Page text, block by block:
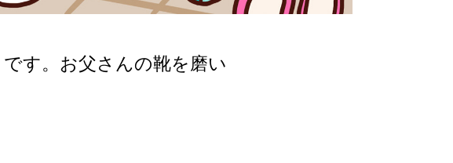
です。お父さんの靴を磨い